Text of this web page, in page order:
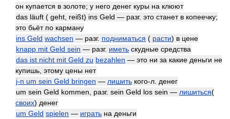
он купается в золоте; у него денег куры на клюют
das läuft ( geht, reißt) ins Geld — разг. это станет в копеечку;
это бьёт по карману
ins Geld wachsen — разг. подниматься ( расти) в цене
knapp mit Geld sein — разг. иметь скудные средства
das ist nicht mit Geld zu bezahlen — это ни за какие деньги не
купишь, этому цены нет
j-n um sein Geld bringen — лишить кого-л. денег
um sein Geld kommen, разг. sein Geld los sein — лишиться(
своих) денег
um Geld spielen — играть на деньги